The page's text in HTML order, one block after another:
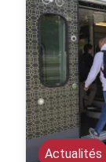
Actualités